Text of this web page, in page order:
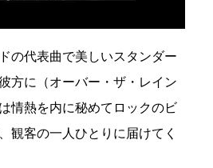
の代表曲で美しいスタンダー
方に（オーバー・ザ・レイン
情熱を内に秘めてロックのビ
観客の一人ひとりに届けてく